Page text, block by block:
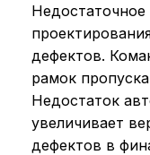
Недостаточное
дефектов.
рамок
Недостаток
увеличивает
дефектов в